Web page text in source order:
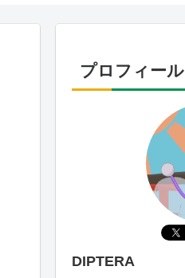
プロフィール
DIPTERA